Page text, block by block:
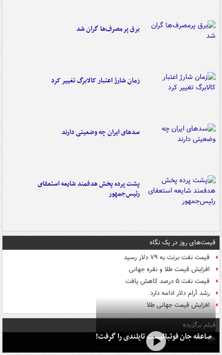
برق پرمصرف‌ها گران شد
زمان شارژ اعتبار کالابرگ تغییر کرد
سدهای ایران چه وضعیتی دارند
پشت پرده پخش هدفمند شایعه استعفای
رئیس‌جمهور
قیمت‌های روز در یک نگاه
قیمت نفت برنت به ۷۹ دلار رسید
افزایش قیمت طلا و نقره جهانی
قیمت نفت ۵ درصد کاهش یافت
رشد آرام دلار ادامه دارد
افزایش قیمت جهانی طلا
فیلم برگزیده
صاعقه جان فوتبالیست تایلندی را گرفت!